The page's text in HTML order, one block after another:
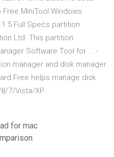
MiniTool Windows
Full Specs partition
Ltd. This partition
Software Tool for ... -
manager and disk manager
Free helps manage disk
7/Vista/XP.
for mac